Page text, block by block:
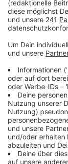
auch bei
Flughafen
Veröffentlicht:
Streik-
Köln/Bonn
fallen aus
Anzeige